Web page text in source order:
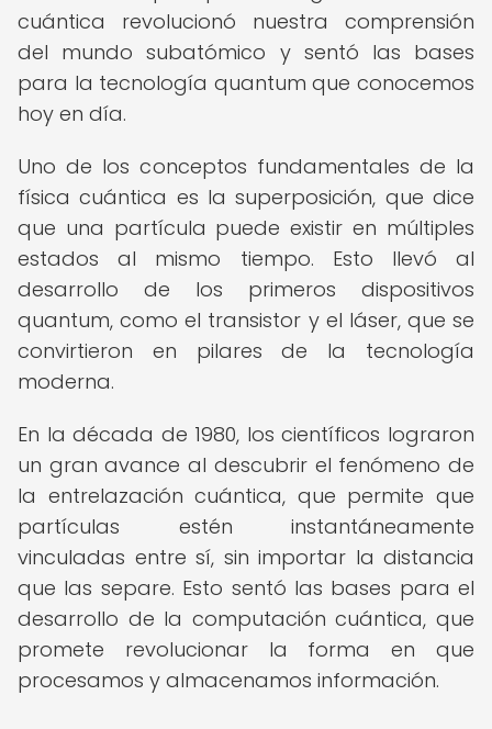
cuántica revolucionó nuestra comprensión
del mundo subatómico y sentó las bases
para la tecnología quantum que conocemos
hoy en día.
Uno de los conceptos fundamentales de la
física cuántica es la superposición, que dice
que una partícula puede existir en múltiples
estados al mismo tiempo. Esto llevó al
desarrollo de los primeros dispositivos
quantum, como el transistor y el láser, que se
convirtieron en pilares de la tecnología
moderna.
En la década de 1980, los científicos lograron
un gran avance al descubrir el fenómeno de
la entrelazación cuántica, que permite que
partículas estén instantáneamente
vinculadas entre sí, sin importar la distancia
que las separe. Esto sentó las bases para el
desarrollo de la computación cuántica, que
promete revolucionar la forma en que
procesamos y almacenamos información.